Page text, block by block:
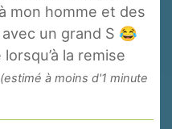
mon homme et des
un grand S 😂
la remise
(estimé à moins d'1 minute